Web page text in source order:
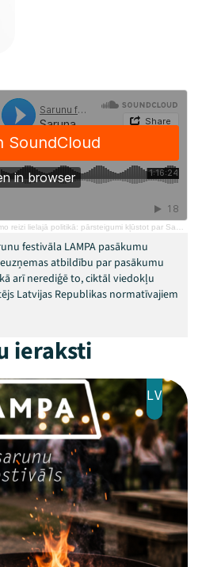
Festivāls
Arhīvs
LAMPĀ 2026
Ziedo
X Instagram
Flick TikTok
lielajā politikā: pārsteigumi kļūstot par Saeimas deputātu"
festivāla LAMPA pasākumu
atbildību par pasākumu
arī nerediģē to, ciktāl viedokļu
Latvijas Republikas normatīvajiem
ieraksti
LV